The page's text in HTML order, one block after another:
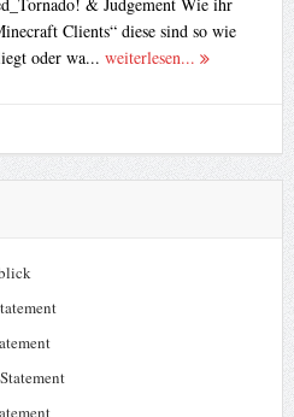
Clients“ diese sind so wie
oder wa... weiterlesen...